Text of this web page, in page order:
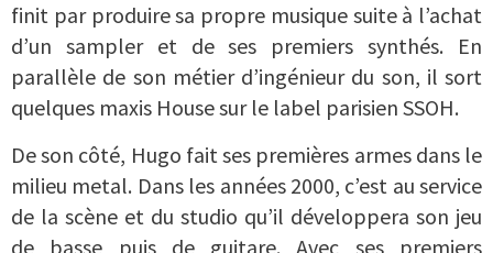
finit par produire sa propre musique suite à l’achat
d’un sampler et de ses premiers synthés. En
parallèle de son métier d’ingénieur du son, il sort
quelques maxis House sur le label parisien SSOH.
De son côté, Hugo fait ses premières armes dans le
milieu metal. Dans les années 2000, c’est au service
de la scène et du studio qu’il développera son jeu
de basse puis de guitare. Avec ses premiers